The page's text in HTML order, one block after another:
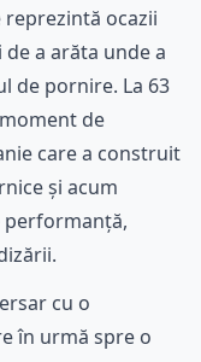
ocazii
a arăta unde a
de pornire. La 63
de
care a construit
și acum
performanță,
cu o
în urmă spre o